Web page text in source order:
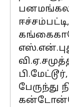
பேருந்து